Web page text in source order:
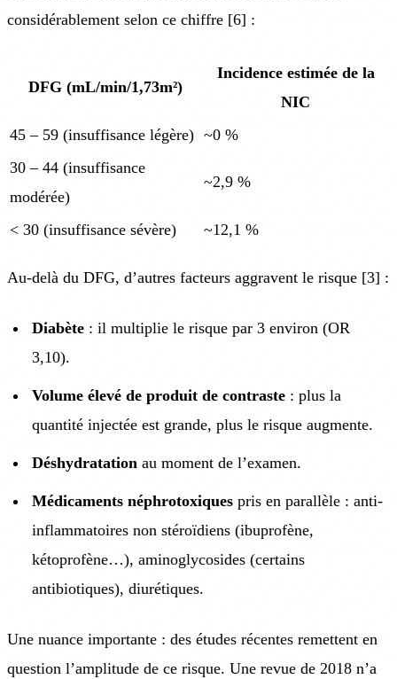
considérablement selon ce chiffre [6] :
DFG (mL/min/1,73m²)
Incidence estimée de la
NIC
45 – 59 (insuffisance légère) ~0 %
30 – 44 (insuffisance
modérée)
~2,9 %
< 30 (insuffisance sévère) ~12,1 %
Au-delà du DFG, d’autres facteurs aggravent le risque [3] :
Diabète : il multiplie le risque par 3 environ (OR
3,10).
Volume élevé de produit de contraste : plus la
quantité injectée est grande, plus le risque augmente.
Déshydratation au moment de l’examen.
Médicaments néphrotoxiques pris en parallèle : anti-
inflammatoires non stéroïdiens (ibuprofène,
kétoprofène…), aminoglycosides (certains
antibiotiques), diurétiques.
Une nuance importante : des études récentes remettent en
question l’amplitude de ce risque. Une revue de 2018 n’a